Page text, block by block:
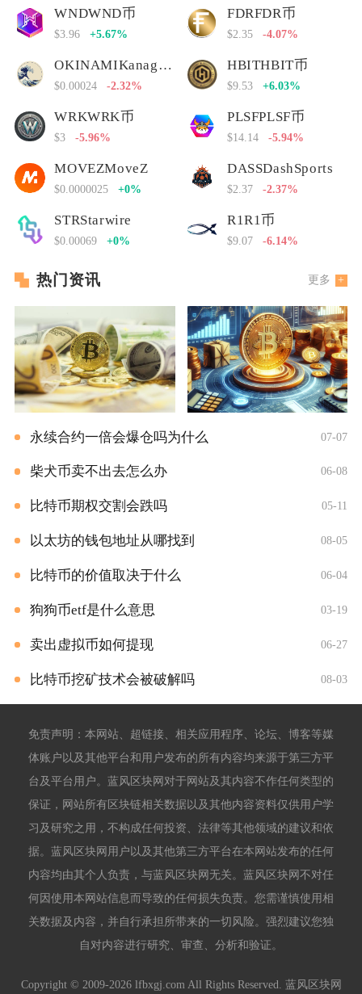
WNDWND币
$3.96 +5.67%
FDRFDR币
$2.35 -4.07%
OKINAMIKanagawa Nami
$0.00024 -2.32%
HBITHBIT币
$9.53 +6.03%
WRKWRK币
$3 -5.96%
PLSFPLSF币
$14.14 -5.94%
MOVEZMoveZ
$0.0000025 +0%
DASSDashSports
$2.37 -2.37%
STRStarwire
$0.00069 +0%
R1R1币
$9.07 -6.14%
热门资讯 更多
永续合约一倍会爆仓吗为什么 07-07
柴犬币卖不出去怎么办 06-08
比特币期权交割会跌吗 05-11
以太坊的钱包地址从哪找到 08-05
比特币的价值取决于什么 06-04
狗狗币etf是什么意思 03-19
卖出虚拟币如何提现 06-27
比特币挖矿技术会被破解吗 08-03
免责声明：本网站、超链接、相关应用程序、论坛、博客等媒
体账户以及其他平台和用户发布的所有内容均来源于第三方平
台及平台用户。蓝风区块网对于网站及其内容不作任何类型的
保证，网站所有区块链相关数据以及其他内容资料仅供用户学
习及研究之用，不构成任何投资、法律等其他领域的建议和依
据。蓝风区块网用户以及其他第三方平台在本网站发布的任何
内容均由其个人负责，与蓝风区块网无关。蓝风区块网不对任
何因使用本网站信息而导致的任何损失负责。您需谨慎使用相
关数据及内容，并自行承担所带来的一切风险。强烈建议您独
自对内容进行研究、审查、分析和验证。
Copyright © 2009-2026 lfbxgj.com All Rights Reserved. 蓝风区块网